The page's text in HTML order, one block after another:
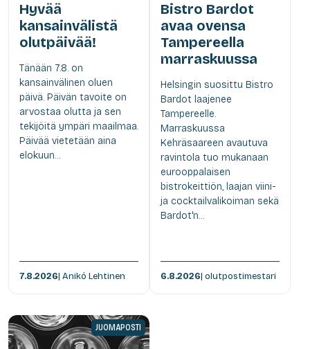
Hyvää
kansainvälistä
olutpäivää!
Tänään 7.8. on
kansainvälinen oluen
päivä. Päivän tavoite on
arvostaa olutta ja sen
tekijöitä ympäri maailmaa.
Päivää vietetään aina
elokuun...
7.8.2026| Anikó Lehtinen
Bistro Bardot
avaa ovensa
Tampereella
marraskuussa
Helsingin suosittu Bistro
Bardot laajenee
Tampereelle.
Marraskuussa
Kehräsaareen avautuva
ravintola tuo mukanaan
eurooppalaisen
bistrokeittiön, laajan viini-
ja cocktailvalikoiman sekä
Bardot'n...
6.8.2026| olutpostimestari
JUOMAPOSTI